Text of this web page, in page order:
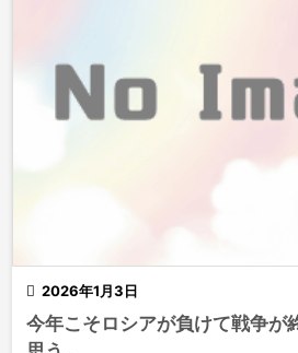
 2026年1月3日
今年こそロシアが負けて戦争が